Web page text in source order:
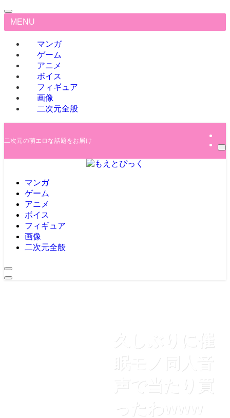
MENU
マンガ
ゲーム
アニメ
ボイス
フィギュア
画像
二次元全般
二次元の萌エロな話題をお届け
マンガ
ゲーム
アニメ
ボイス
フィギュア
画像
二次元全般
久しぶりに催
眠モノ同人音
声で当たり買
ったわwww